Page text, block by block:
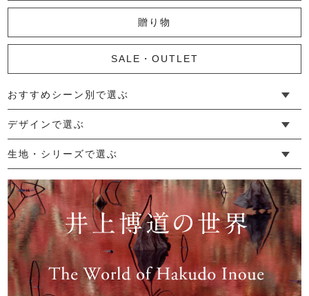
かやマルチボーダー大判ショール
6,050円 (税込)
贈り物
SALE・OUTLET
おすすめシーン別で選ぶ
└ 新生活
└ 和装
└ 旅行
└ 快眠
└ お祝い
デザインで選ぶ
└ ゆったりデザイン
└ 小柄さんにおすすめデザイン
└ 袖付きデザイン
└ メンズ・ユニセックスデザイン
└ 暮らしの黒色特集
生地・シリーズで選ぶ
└ 手紬手織り麻
└ 先染め麻
└ からみ織
└ グレーズリネン
└ 綿麻帆布
└ リネンツイード
└ リネンハンプ
└ ざっくり麻
└ オーガニックの蚊帳
└ かやキノミシリーズ
└ ふちどりシリーズ
└ 花紋シリーズ
└ 小紋シリーズ
└ 華わびシリーズ
└ 波ステッチシリーズ
└ あゆみ鹿シリーズ
└ 森の鹿シリーズ
└ まほろばシリーズ
└ 刺し子渦シリーズ
└ 革の水玉シリーズ
└ 新ビオシリーズ